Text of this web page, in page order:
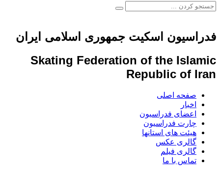
فدراسیون اسکیت جمهوری اسلامی ایران
Skating Federation of the Islamic
Republic of Iran
صفحه اصلی
اخبار
اعضای فدراسیون
چارت فدراسیون
هیئت های استانها
گالری عکس
گالری فیلم
تماس با ما